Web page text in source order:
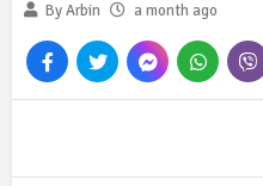
By Arbin
a month ago